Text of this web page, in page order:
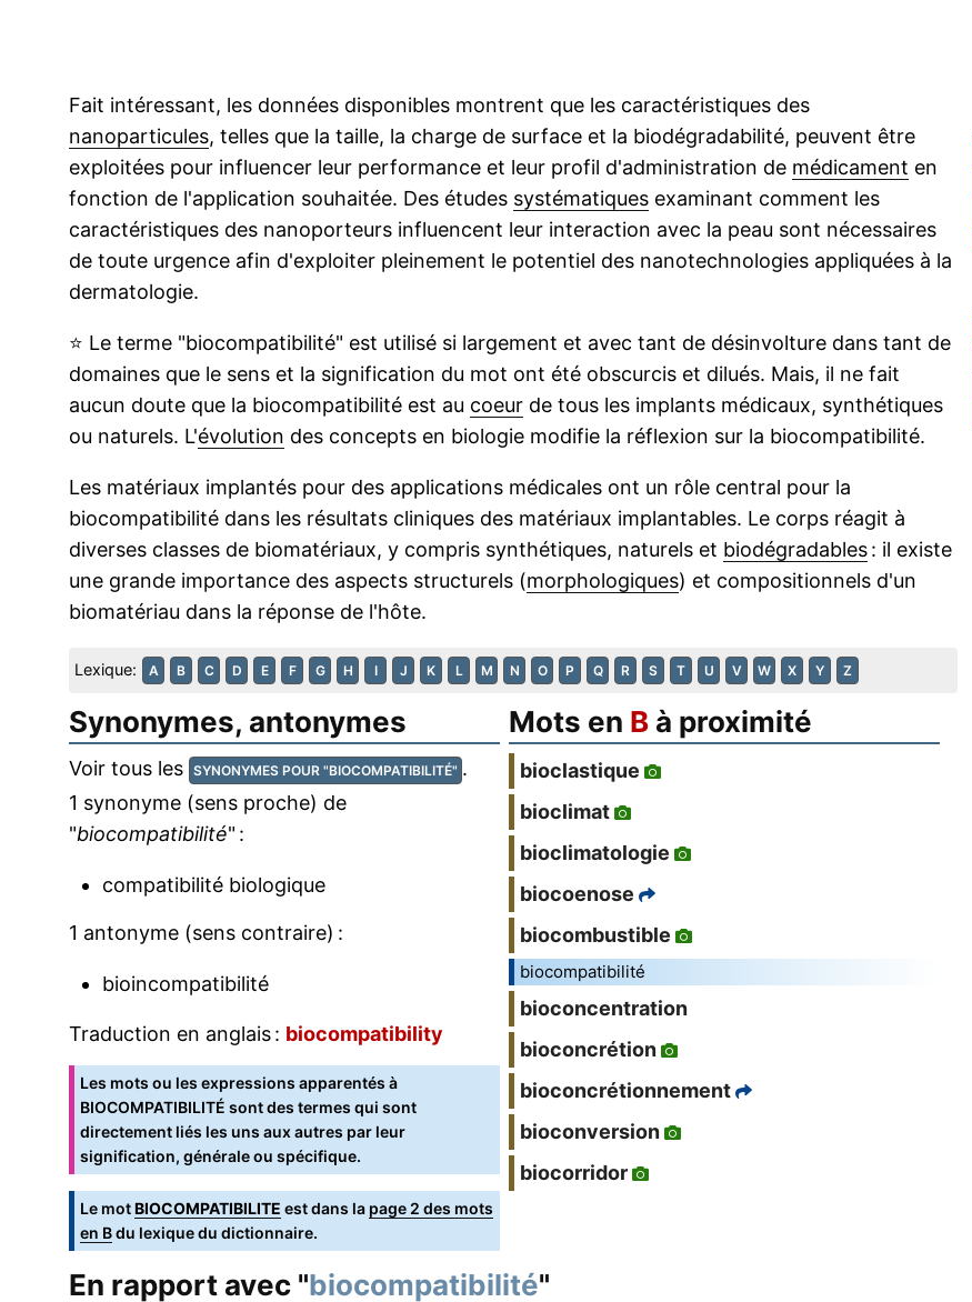
Fait intéressant, les données disponibles montrent que les caractéristiques des
nanoparticules, telles que la taille, la charge de surface et la biodégradabilité, peuvent être
exploitées pour influencer leur performance et leur profil d'administration de médicament en
fonction de l'application souhaitée. Des études systématiques examinant comment les
caractéristiques des nanoporteurs influencent leur interaction avec la peau sont nécessaires
de toute urgence afin d'exploiter pleinement le potentiel des nanotechnologies appliquées à la
dermatologie.
⭐ Le terme "biocompatibilité" est utilisé si largement et avec tant de désinvolture dans tant de
domaines que le sens et la signification du mot ont été obscurcis et dilués. Mais, il ne fait
aucun doute que la biocompatibilité est au coeur de tous les implants médicaux, synthétiques
ou naturels. L'évolution des concepts en biologie modifie la réflexion sur la biocompatibilité.
Les matériaux implantés pour des applications médicales ont un rôle central pour la
biocompatibilité dans les résultats cliniques des matériaux implantables. Le corps réagit à
diverses classes de biomatériaux, y compris synthétiques, naturels et biodégradables: il existe
une grande importance des aspects structurels (morphologiques) et compositionnels d'un
biomatériau dans la réponse de l'hôte.
Lexique: A B C D E F G H I J K L M N O P Q R S T U V W X Y Z
Synonymes, antonymes
Voir tous les SYNONYMES POUR "BIOCOMPATIBILITÉ" .
1 synonyme (sens proche) de
"biocompatibilité" :
compatibilité biologique
1 antonyme (sens contraire) :
bioincompatibilité
Traduction en anglais : biocompatibility
Les mots ou les expressions apparentés à
BIOCOMPATIBILITÉ sont des termes qui sont
directement liés les uns aux autres par leur
signification, générale ou spécifique.
Le motBIOCOMPATIBILITE est dans la page 2 des mots
en Bdu lexique du dictionnaire.
Mots en B à proximité
bioclastique
bioclimat
bioclimatologie
biocoenose
biocombustible
biocompatibilité
bioconcentration
bioconcrétion
bioconcrétionnement
bioconversion
biocorridor
En rapport avec "biocompatibilité"